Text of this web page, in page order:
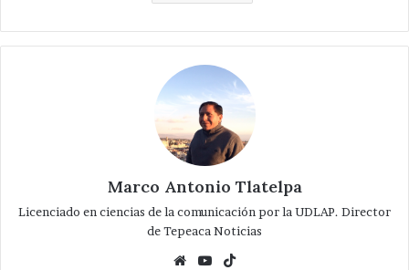
Marco Antonio Tlatelpa
Licenciado en ciencias de la comunicación por la UDLAP. Director
de Tepeaca Noticias
WebsiteYouTube